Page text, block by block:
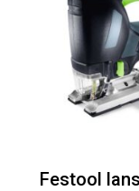
Festool